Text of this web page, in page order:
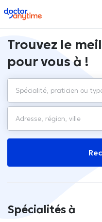
doctoranytime
Trouvez le
pour vous à !
Spécialités à